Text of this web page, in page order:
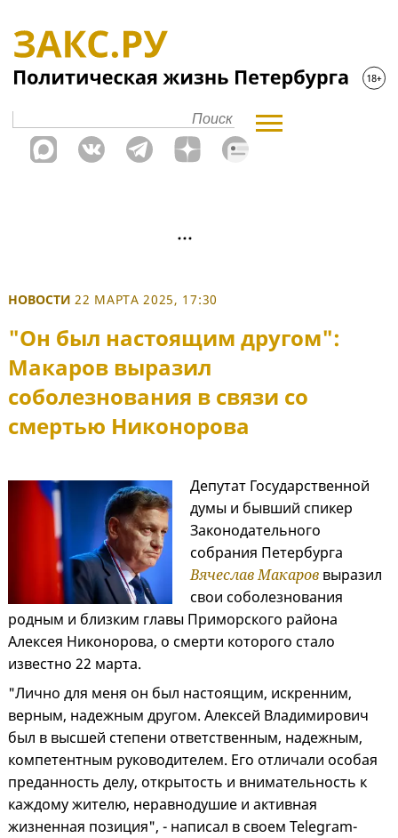
НОВОСТИ 22 МАРТА 2025, 17:30
"Он был настоящим другом":
Макаров выразил
соболезнования в связи со
смертью Никонорова
Депутат Государственной
думы и бывший спикер
Законодательного
собрания Петербурга
Вячеслав Макароввыразил
свои соболезнования
родным и близким главы Приморского района
Алексея Никонорова, о смерти которого стало
известно 22 марта.
"Лично для меня он был настоящим, искренним,
верным, надежным другом. Алексей Владимирович
был в высшей степени ответственным, надежным,
компетентным руководителем. Его отличали особая
преданность делу, открытость и внимательность к
каждому жителю, неравнодушие и активная
жизненная позиция", - написал в своем Telegram-